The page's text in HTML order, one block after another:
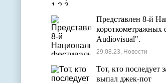
Представлен 8-й
короткометражных
Audiovisual".
29.08.23, Новости
Тот, кто последует
выпал джек-пот